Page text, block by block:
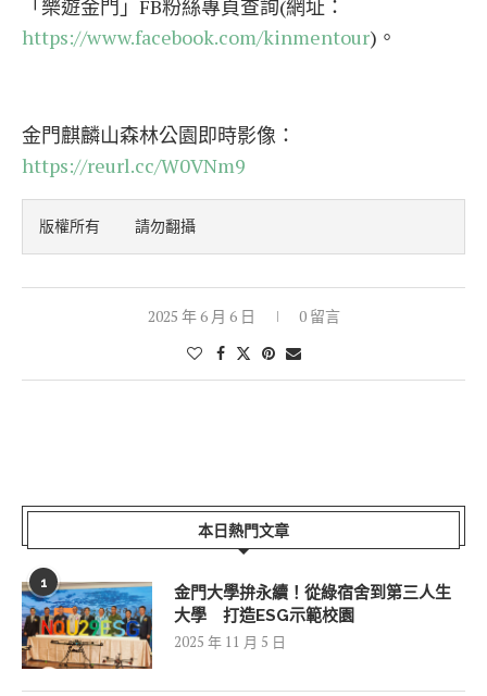
「樂遊金門」FB粉絲專頁查詢(網址：
https://www.facebook.com/kinmentour)。
金門麒麟山森林公園即時影像：
https://reurl.cc/W0VNm9
版權所有    請勿翻攝
2025 年 6 月 6 日 0 留言
本日熱門文章
1
金門大學拚永續！從綠宿舍到第三人生
大學 打造ESG示範校園
2025 年 11 月 5 日